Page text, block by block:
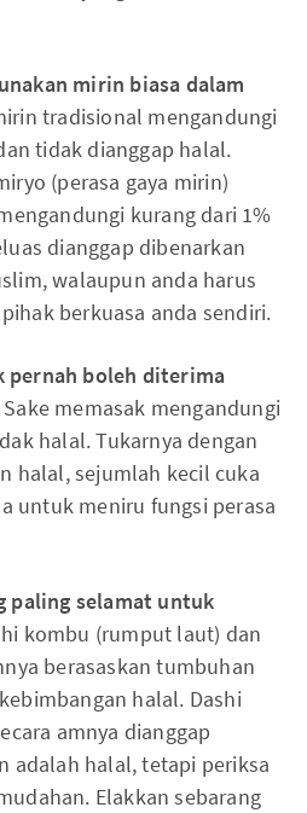
mirin biasa dalam
tradisional mengandungi
tidak dianggap halal.
(perasa gaya mirin)
kurang dari 1%
dianggap dibenarkan
walaupun anda harus
berkuasa anda sendiri.
pernah boleh diterima
Sake memasak mengandungi
halal. Tukarnya dengan
halal, sejumlah kecil cuka
untuk meniru fungsi perasa
paling selamat untuk
kombu (rumput laut) dan
berasaskan tumbuhan
halal. Dashi
amnya dianggap
adalah halal, tetapi periksa
Elakkan sebarang